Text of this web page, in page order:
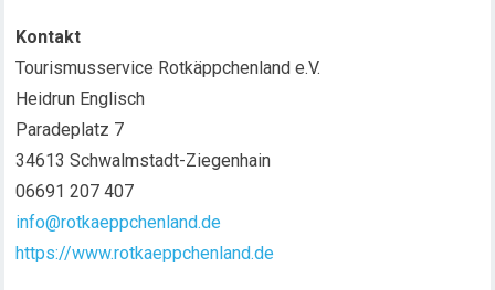
Kontakt
Tourismusservice Rotkäppchenland e.V.
Heidrun Englisch
Paradeplatz 7
34613 Schwalmstadt-Ziegenhain
06691 207 407
info@rotkaeppchenland.de
https://www.rotkaeppchenland.de